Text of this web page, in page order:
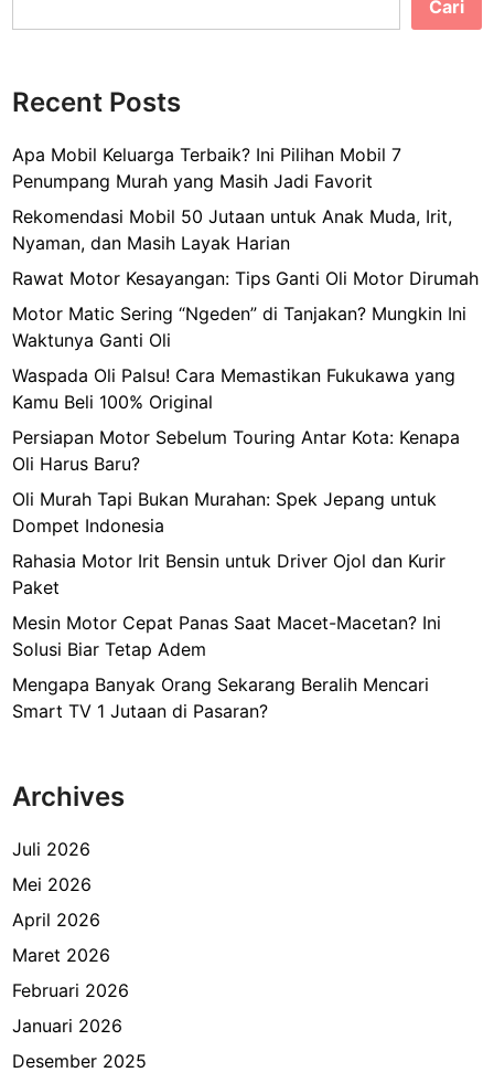
Cari
Recent Posts
Apa Mobil Keluarga Terbaik? Ini Pilihan Mobil 7
Penumpang Murah yang Masih Jadi Favorit
Rekomendasi Mobil 50 Jutaan untuk Anak Muda, Irit,
Nyaman, dan Masih Layak Harian
Rawat Motor Kesayangan: Tips Ganti Oli Motor Dirumah
Motor Matic Sering “Ngeden” di Tanjakan? Mungkin Ini
Waktunya Ganti Oli
Waspada Oli Palsu! Cara Memastikan Fukukawa yang
Kamu Beli 100% Original
Persiapan Motor Sebelum Touring Antar Kota: Kenapa
Oli Harus Baru?
Oli Murah Tapi Bukan Murahan: Spek Jepang untuk
Dompet Indonesia
Rahasia Motor Irit Bensin untuk Driver Ojol dan Kurir
Paket
Mesin Motor Cepat Panas Saat Macet-Macetan? Ini
Solusi Biar Tetap Adem
Mengapa Banyak Orang Sekarang Beralih Mencari
Smart TV 1 Jutaan di Pasaran?
Archives
Juli 2026
Mei 2026
April 2026
Maret 2026
Februari 2026
Januari 2026
Desember 2025